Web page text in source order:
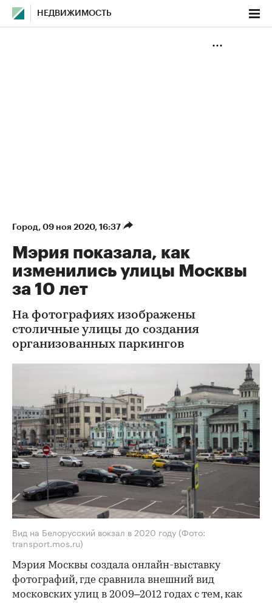
НЕДВИЖИМОСТЬ
Город⁠, 09 ноя 2020, 16:37
Мэрия показала, как
изменились улицы Москвы
за 10 лет
На фотографиях изображены
столичные улицы до создания
организованных паркингов
Вид на Белорусский вокзал в 2020 году (Фото:
transport.mos.ru)
Мэрия Москвы создала онлайн-выставку
фотографий, где сравнила внешний вид
московских улиц в 2009–2012 годах с тем, как